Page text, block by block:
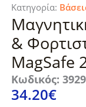
Κατηγορία:
&
MagSafe
Κωδικός:
34.20€